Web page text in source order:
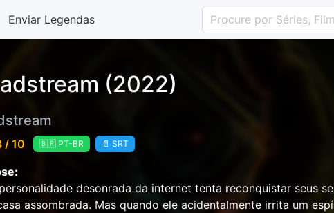
Enviar Legendas
(2022)
/ 10 🇧🇷 PT-BR 📄 SRT
desonrada da internet tenta reconquistar seus
assombrada. Mas quando ele acidentalmente irrita um